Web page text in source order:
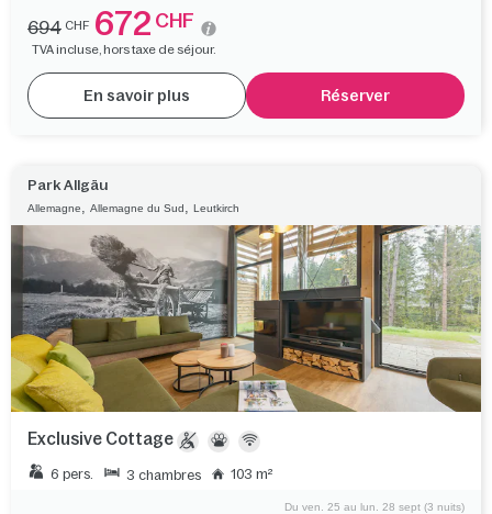
694 CHF 672 CHF
TVA incluse, hors taxe de séjour.
En savoir plus Réserver
Park Allgäu
Allemagne Allemagne du Sud Leutkirch
Exclusive Cottage
6 pers. 3 chambres 103 m²
Du ven. 25 au lun. 28 sept (3 nuits)